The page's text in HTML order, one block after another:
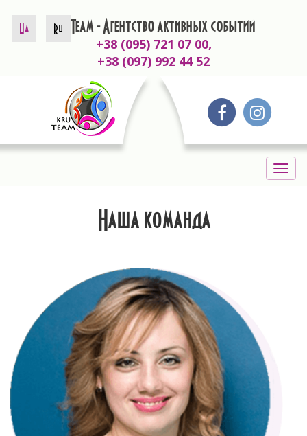
Ua Ru
KruTeam - Агентство активных событий
+38 (095) 721 07 00,
+38 (097) 992 44 52
Наша команда